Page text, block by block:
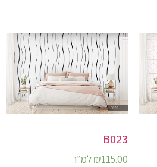
B023
₪115.00 למ״ר